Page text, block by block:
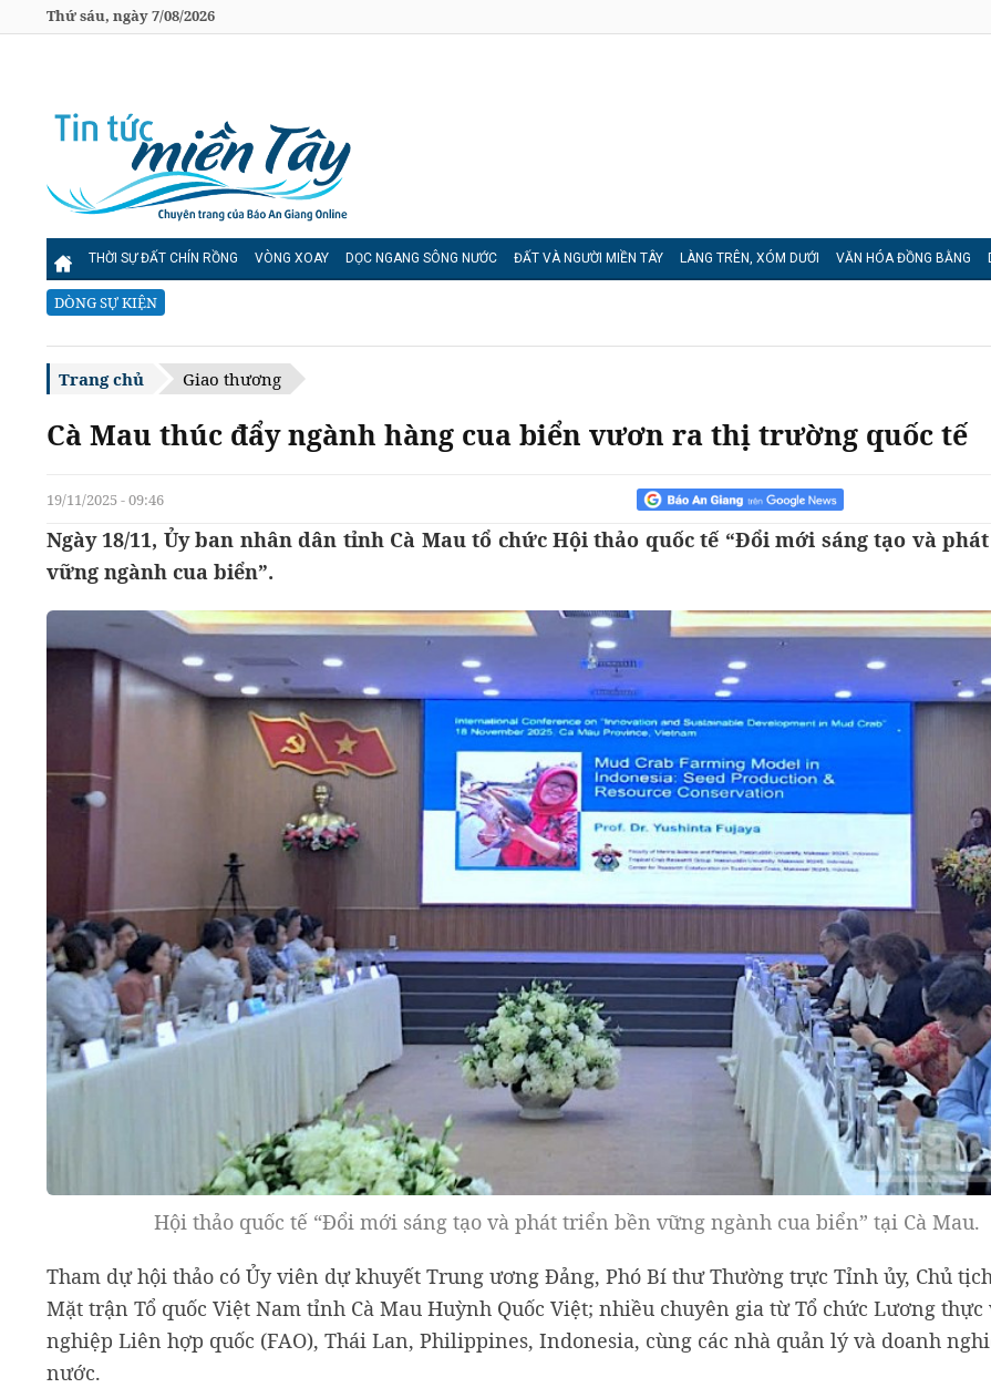
Thứ sáu, ngày 7/08/2026
THỜI SỰ ĐẤT CHÍN RỒNG VÒNG XOAY DỌC NGANG SÔNG NƯỚC ĐẤT VÀ NGƯỜI MIỀN TÂY LÀNG TRÊN, XÓM DƯỚI VĂN HÓA ĐỒNG BẰNG
DÒNG SỰ KIỆN
Trang chủ Giao thương
Cà Mau thúc đẩy ngành hàng cua biển vươn ra thị trường quốc tế
19/11/2025 - 09:46
Ngày 18/11, Ủy ban nhân dân tỉnh Cà Mau tổ chức Hội thảo quốc tế “Đổi mới sáng tạo và
vững ngành cua biển”.
Hội thảo quốc tế “Đổi mới sáng tạo và phát triển bền vững ngành cua biển” tại Cà Mau.
Tham dự hội thảo có Ủy viên dự khuyết Trung ương Đảng, Phó Bí thư Thường trực Tỉnh ủy, Chủ
Mặt trận Tổ quốc Việt Nam tỉnh Cà Mau Huỳnh Quốc Việt; nhiều chuyên gia từ Tổ chức Lương thực
nghiệp Liên hợp quốc (FAO), Thái Lan, Philippines, Indonesia, cùng các nhà quản lý và doanh
nước.